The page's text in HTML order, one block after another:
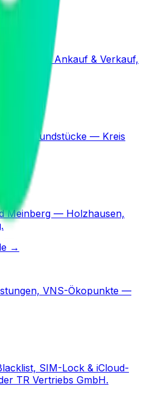
B2B — Ankauf & Verkauf,
— Kreis
Meinberg — Holzhausen,
→
VNS-Ökopunkte —
SIM-Lock & iCloud-
TR Vertriebs GmbH.